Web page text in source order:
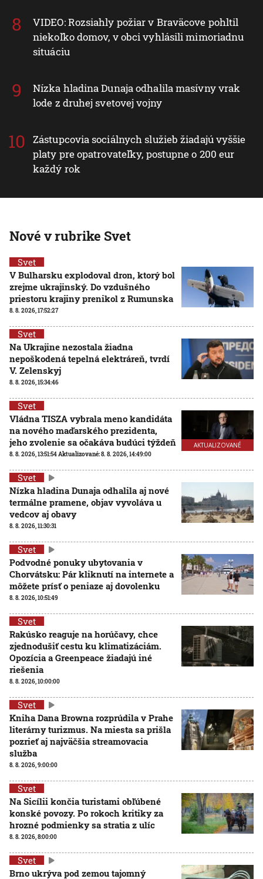
VIDEO: Rozsiahly požiar v Braväcove pohltil
niekoľko domov, v obci vyhlásili mimoriadnu
situáciu
Nízka hladina Dunaja odhalila masívny vrak
lode z druhej svetovej vojny
Zástupcovia sociálnych služieb žiadajú vyššie
platy pre opatrovateľky, postupne o 200 eur
každý rok
Nové v rubrike Svet
Svet
V Bulharsku explodoval dron, ktorý bol
zrejme ukrajinský. Do vzdušného
priestoru krajiny prenikol z Rumunska
8. 8. 2026, 17:52:27
Svet
Na Ukrajine nezostala žiadna
nepoškodená tepelná elektráreň, tvrdí
V. Zelenskyj
8. 8. 2026, 15:34:46
AKTUALIZOVANÉ
Svet
Vládna TISZA vybrala meno kandidáta
na nového maďarského prezidenta,
jeho zvolenie sa očakáva budúci týždeň
8. 8. 2026, 13:51:54Aktualizované:8. 8. 2026, 14:49:00
Svet
Nízka hladina Dunaja odhalila aj nové
termálne pramene, objav vyvoláva u
vedcov aj obavy
8. 8. 2026, 11:30:31
Svet
Podvodné ponuky ubytovania v
Chorvátsku: Pár kliknutí na internete a
môžete prísť o peniaze aj dovolenku
8. 8. 2026, 10:51:49
Svet
Rakúsko reaguje na horúčavy, chce
zjednodušiť cestu ku klimatizáciám.
Opozícia a Greenpeace žiadajú iné
riešenia
8. 8. 2026, 10:00:00
Svet
Kniha Dana Browna rozprúdila v Prahe
literárny turizmus. Na miesta sa prišla
pozrieť aj najväčšia streamovacia
služba
8. 8. 2026, 9:00:00
Svet
Na Sicílii končia turistami obľúbené
konské povozy. Po rokoch kritiky za
hrozné podmienky sa stratia z ulíc
8. 8. 2026, 8:00:00
Svet
Brno ukrýva pod zemou tajomný